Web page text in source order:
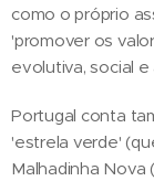
como o próprio
'promover os
evolutiva, social e
Portugal conta
'estrela verde'
Malhadinha Nova